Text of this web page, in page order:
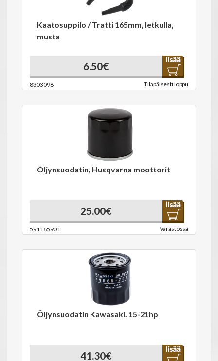
Kaatosuppilo / Tratti 165mm, letkulla,
musta
6.50€
8303098 Tilapäisesti loppu
Öljynsuodatin, Husqvarna moottorit
25.00€
591165901 Varastossa
Öljynsuodatin Kawasaki. 15-21hp
41.30€